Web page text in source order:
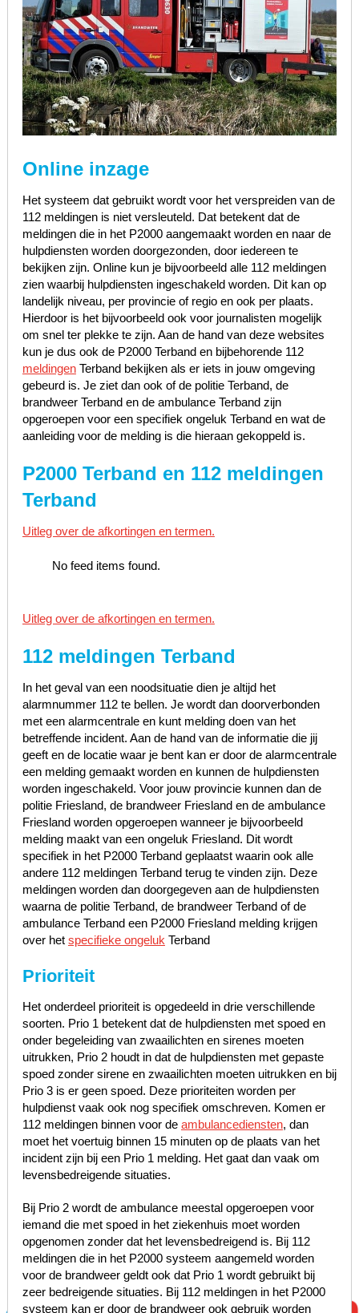
Online inzage
Het systeem dat gebruikt wordt voor het verspreiden van de
112 meldingen is niet versleuteld. Dat betekent dat de
meldingen die in het P2000 aangemaakt worden en naar de
hulpdiensten worden doorgezonden, door iedereen te
bekijken zijn. Online kun je bijvoorbeeld alle 112 meldingen
zien waarbij hulpdiensten ingeschakeld worden. Dit kan op
landelijk niveau, per provincie of regio en ook per plaats.
Hierdoor is het bijvoorbeeld ook voor journalisten mogelijk
om snel ter plekke te zijn. Aan de hand van deze websites
kun je dus ook de P2000 Terband en bijbehorende 112
meldingenTerband bekijken als er iets in jouw omgeving
gebeurd is. Je ziet dan ook of de politie Terband, de
brandweer Terband en de ambulance Terband zijn
opgeroepen voor een specifiek ongeluk Terband en wat de
aanleiding voor de melding is die hieraan gekoppeld is.
P2000 Terband en 112 meldingen
Terband
Uitleg over de afkortingen en termen.
No feed items found.
Uitleg over de afkortingen en termen.
112 meldingen Terband
In het geval van een noodsituatie dien je altijd het
alarmnummer 112 te bellen. Je wordt dan doorverbonden
met een alarmcentrale en kunt melding doen van het
betreffende incident. Aan de hand van de informatie die jij
geeft en de locatie waar je bent kan er door de alarmcentrale
een melding gemaakt worden en kunnen de hulpdiensten
worden ingeschakeld. Voor jouw provincie kunnen dan de
politie Friesland, de brandweer Friesland en de ambulance
Friesland worden opgeroepen wanneer je bijvoorbeeld
melding maakt van een ongeluk Friesland. Dit wordt
specifiek in het P2000 Terband geplaatst waarin ook alle
andere 112 meldingen Terband terug te vinden zijn. Deze
meldingen worden dan doorgegeven aan de hulpdiensten
waarna de politie Terband, de brandweer Terband of de
ambulance Terband een P2000 Friesland melding krijgen
over het specifieke ongeluk Terband
Prioriteit
Het onderdeel prioriteit is opgedeeld in drie verschillende
soorten. Prio 1 betekent dat de hulpdiensten met spoed en
onder begeleiding van zwaailichten en sirenes moeten
uitrukken, Prio 2 houdt in dat de hulpdiensten met gepaste
spoed zonder sirene en zwaailichten moeten uitrukken en bij
Prio 3 is er geen spoed. Deze prioriteiten worden per
hulpdienst vaak ook nog specifiek omschreven. Komen er
112 meldingen binnen voor de ambulancediensten, dan
moet het voertuig binnen 15 minuten op de plaats van het
incident zijn bij een Prio 1 melding. Het gaat dan vaak om
levensbedreigende situaties.
Bij Prio 2 wordt de ambulance meestal opgeroepen voor
iemand die met spoed in het ziekenhuis moet worden
opgenomen zonder dat het levensbedreigend is. Bij 112
meldingen die in het P2000 systeem aangemeld worden
voor de brandweer geldt ook dat Prio 1 wordt gebruikt bij
zeer bedreigende situaties. Bij 112 meldingen in het P2000
systeem kan er door de brandweer ook gebruik worden